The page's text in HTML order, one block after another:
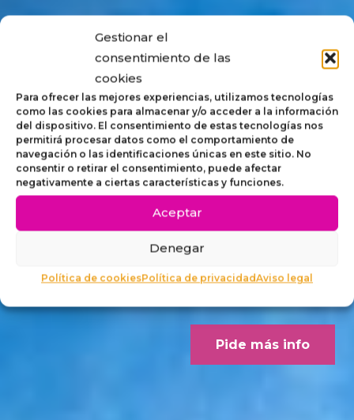
Gestionar el
consentimiento de las
cookies
Para ofrecer las mejores experiencias, utilizamos tecnologías
como las cookies para almacenar y/o acceder a la información
del dispositivo. El consentimiento de estas tecnologías nos
permitirá procesar datos como el comportamiento de
navegación o las identificaciones únicas en este sitio. No
consentir o retirar el consentimiento, puede afectar
negativamente a ciertas características y funciones.
Aceptar
Denegar
Política de cookiesPolítica de privacidadAviso legal
STRIP,
MOBILIARIO
ACCESIBLE
PARA
EXTERIORES
Pide más info